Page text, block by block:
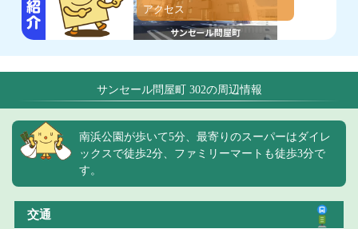
アクセス
サンセール問屋町 302の周辺情報
南浜公園が歩いて5分、最寄りのスーパーはダイレ
ックスで徒歩2分、ファミリーマートも徒歩3分で
す。
交通